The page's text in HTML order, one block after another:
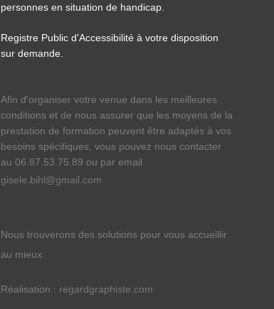
personnes en situation de handicap.
Registre Public d'Accessibilité à votre disposition
sur demande.
Afin d'organiser votre venue dans les meilleures
conditions et de nous assurer que les moyens de la
prestation de formation peuvent être adaptés à vos
besoins spécifiques, vous pouvez nous contacter
au 06.87.53.75.89 ou par email
gisele.bihl@gmail.com
Nous trouverons des solutions pour vous accueillir
au mieux.
Réalisation : regardgraphiste.com